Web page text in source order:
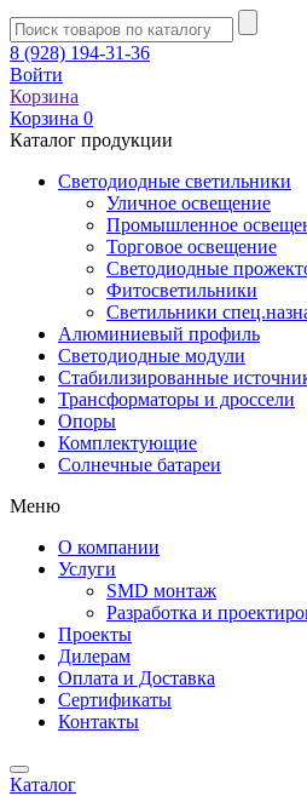
8 (928) 194-31-36
Войти
Корзина
Корзина 0
Каталог продукции
Светодиодные светильники
Уличное освещение
Промышленное
Торговое освещение
Светодиодные
Фитосветильники
Светильники
Алюминиевый профиль
Светодиодные модули
Стабилизированные
Трансформаторы и дроссели
Опоры
Комплектующие
Солнечные батареи
Меню
О компании
Услуги
SMD монтаж
Разработка и
Проекты
Дилерам
Оплата и Доставка
Сертификаты
Контакты
Каталог